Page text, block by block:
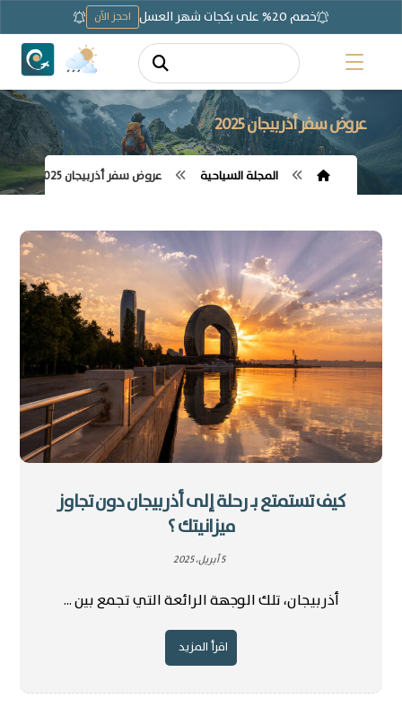
خصم 20% على بكجات شهر العسل احجز الآن
عروض سفر أذربيجان 2025
المجلة السياحية عروض سفر أذربيجان 2025
كيف تستمتع بـ رحلة إلى أذربيجان دون تجاوز
ميزانيتك ؟
5 أبريل، 2025
أذربيجان، تلك الوجهة الرائعة التي تجمع بين ...
اقرأ المزيد